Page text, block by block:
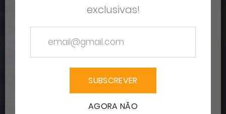
exclusivas!
SUBSCREVER
AGORA NÃO